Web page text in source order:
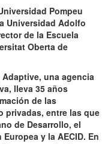
Pompeu
Universidad Adolfo
de la Escuela
Oberta de
una agencia
lleva 35 años
de las
privadas, entre las que
de Desarrollo, el
y la AECID. En